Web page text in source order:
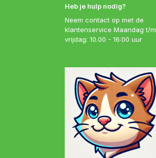
Heb je hulp nodig?
Neem contact op met de
klantenservice Maandag t/m
vrijdag: 10.00 - 16:00 uur